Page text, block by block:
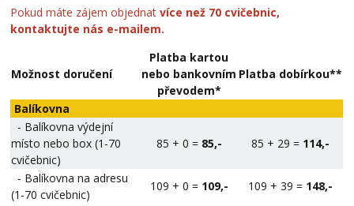
Pokud máte zájem objednatvíce než 70 cvičebnic,
kontaktujte nás e-mailem.
Možnost doručení
Platba kartou
nebo bankovním
převodem*
Platba dobírkou**
Balíkovna
- Balíkovna výdejní
místo nebo box (1-70
cvičebnic)
85 + 0 = 85,- 85 + 29 = 114,-
- Balíkovna na adresu
(1-70 cvičebnic)
109 + 0 = 109,- 109 + 39 = 148,-